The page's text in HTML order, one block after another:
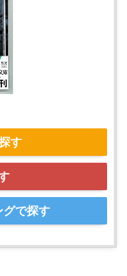
す
で探す